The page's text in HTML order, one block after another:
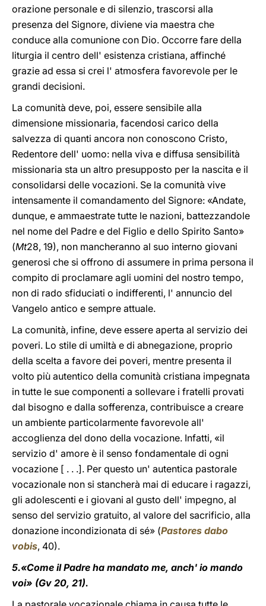
orazione personale e di silenzio, trascorsi alla
presenza del Signore, diviene via maestra che
conduce alla comunione con Dio. Occorre fare della
liturgia il centro dell' esistenza cristiana, affinché
grazie ad essa si crei l' atmosfera favorevole per le
grandi decisioni.
La comunità deve, poi, essere sensibile alla
dimensione missionaria, facendosi carico della
salvezza di quanti ancora non conoscono Cristo,
Redentore dell' uomo: nella viva e diffusa sensibilità
missionaria sta un altro presupposto per la nascita e il
consolidarsi delle vocazioni. Se la comunità vive
intensamente il comandamento del Signore: «Andate,
dunque, e ammaestrate tutte le nazioni, battezzandole
nel nome del Padre e del Figlio e dello Spirito Santo»
(Mt28, 19), non mancheranno al suo interno giovani
generosi che si offrono di assumere in prima persona il
compito di proclamare agli uomini del nostro tempo,
non di rado sfiduciati o indifferenti, l' annuncio del
Vangelo antico e sempre attuale.
La comunità, infine, deve essere aperta al servizio dei
poveri. Lo stile di umiltà e di abnegazione, proprio
della scelta a favore dei poveri, mentre presenta il
volto più autentico della comunità cristiana impegnata
in tutte le sue componenti a sollevare i fratelli provati
dal bisogno e dalla sofferenza, contribuisce a creare
un ambiente particolarmente favorevole all'
accoglienza del dono della vocazione. Infatti, «il
servizio d' amore è il senso fondamentale di ogni
vocazione [ . . .]. Per questo un' autentica pastorale
vocazionale non si stancherà mai di educare i ragazzi,
gli adolescenti e i giovani al gusto dell' impegno, al
senso del servizio gratuito, al valore del sacrificio, alla
donazione incondizionata di sé» (Pastores dabo
vobis, 40).
5.«Come il Padre ha mandato me, anch' io mando
voi» (Gv 20, 21).